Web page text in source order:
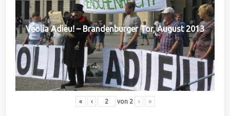
Veolia Adieu! – Brandenburger Tor, August 2013
« ‹ von 2 › »